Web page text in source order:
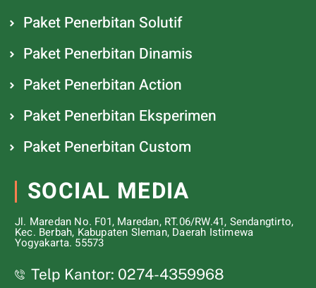
Paket Penerbitan Solutif
Paket Penerbitan Dinamis
Paket Penerbitan Action
Paket Penerbitan Eksperimen
Paket Penerbitan Custom
SOCIAL MEDIA
Jl. Maredan No. F01, Maredan, RT.06/RW.41, Sendangtirto,
Kec. Berbah, Kabupaten Sleman, Daerah Istimewa
Yogyakarta. 55573
Telp Kantor: 0274-4359968